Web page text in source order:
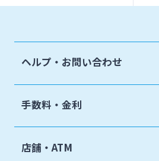
English
個人のお客さま
ヘルプ・お問い合わせ
手数料・金利
店舗・ATM